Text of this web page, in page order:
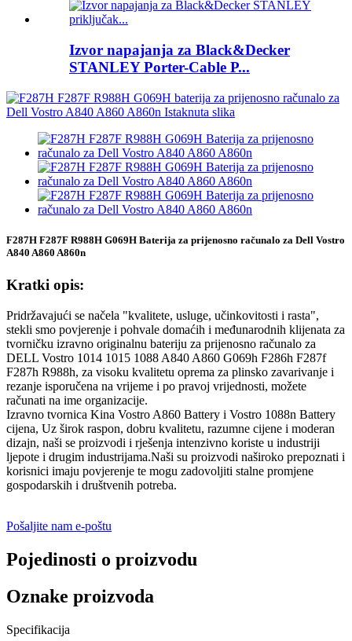
Izvor napajanja za Black&Decker
STANLEY Porter-Cable P...
F287H F287F R988H G069H Baterija za prijenosno računalo za Dell Vostro
A840 A860 A860n
Kratki opis:
Pridržavajući se načela "kvalitete, usluge, učinkovitosti i rasta",
stekli smo povjerenje i pohvale domaćih i međunarodnih klijenata za
tvorničku izravno originalnu bateriju za prijenosno računalo za
DELL Vostro 1014 1015 1088 A840 A860 G069h F286h F287f
F287h R988h, za visoku kvalitetu oprema za plinsko zavarivanje i
rezanje isporučena na vrijeme i po pravoj vrijednosti, možete
računati na ime organizacije.
Izravno tvornica Kina Vostro A860 Battery i Vostro 1088n Battery
cijena, Uz širok raspon, dobru kvalitetu, razumne cijene i moderan
dizajn, naši se proizvodi i rješenja intenzivno koriste u industriji
ljepote i drugim industrijama.Naši su proizvodi naširoko prepoznati i
korisnici imaju povjerenje te mogu zadovoljiti stalne promjene
gospodarskih i društvenih potreba.
Pošaljite nam e-poštu
Pojedinosti o proizvodu
Oznake proizvoda
Specifikacija